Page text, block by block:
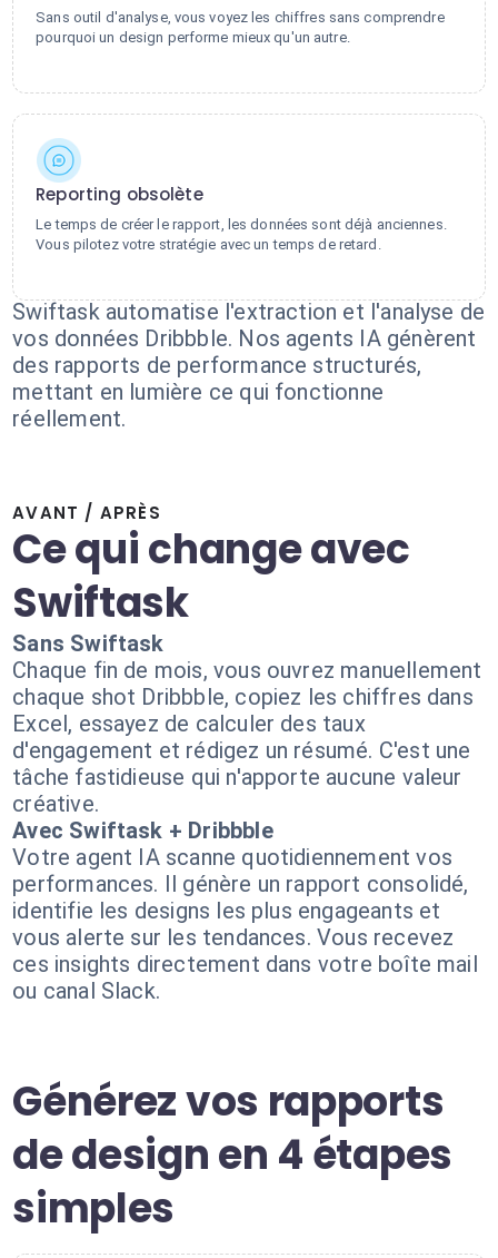
Sans outil d'analyse, vous voyez les chiffres sans comprendre
pourquoi un design performe mieux qu'un autre.
Reporting obsolète
Le temps de créer le rapport, les données sont déjà anciennes.
Vous pilotez votre stratégie avec un temps de retard.
Swiftask automatise l'extraction et l'analyse de
vos données Dribbble. Nos agents IA génèrent
des rapports de performance structurés,
mettant en lumière ce qui fonctionne
réellement.
AVANT / APRÈS
Ce qui change avec
Swiftask
Sans Swiftask
Chaque fin de mois, vous ouvrez manuellement
chaque shot Dribbble, copiez les chiffres dans
Excel, essayez de calculer des taux
d'engagement et rédigez un résumé. C'est une
tâche fastidieuse qui n'apporte aucune valeur
créative.
Avec Swiftask + Dribbble
Votre agent IA scanne quotidiennement vos
performances. Il génère un rapport consolidé,
identifie les designs les plus engageants et
vous alerte sur les tendances. Vous recevez
ces insights directement dans votre boîte mail
ou canal Slack.
Générez vos rapports
de design en 4 étapes
simples